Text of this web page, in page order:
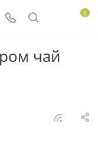
0
чай